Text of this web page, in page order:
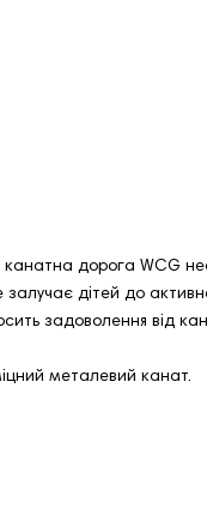
дорога WCG
дітей до
задоволення від
металевий канат.